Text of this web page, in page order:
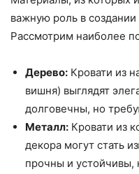
важную роль в
Рассмотрим наиболее
Дерево: Кровати из
вишня) выглядят
долговечны, но
Металл: Кровати из
декора могут стать
прочны и